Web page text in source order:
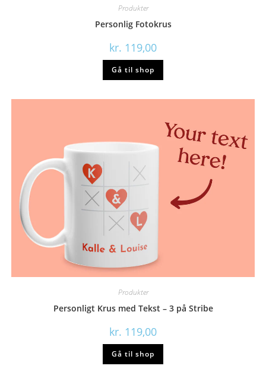
Produkter
Personlig Fotokrus
kr. 119,00
Gå til shop
Produkter
Personligt Krus med Tekst – 3 på Stribe
kr. 119,00
Gå til shop